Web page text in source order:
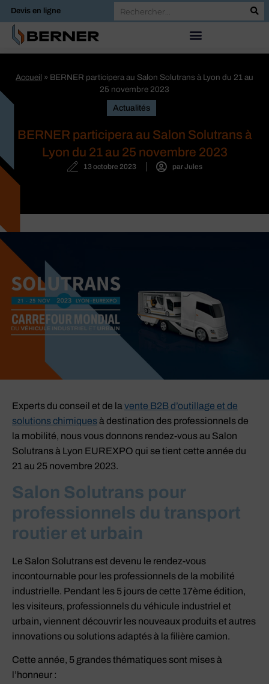
Devis en ligne
Accueil » BERNER participera au Salon Solutrans à Lyon du 21 au
25 novembre 2023
Actualités
BERNER participera au Salon Solutrans à
Lyon du 21 au 25 novembre 2023
13 octobre 2023 parJules
Experts du conseil et de la vente B2B d’outillage et de
solutions chimiquesà destination des professionnels de
la mobilité, nous vous donnons rendez-vous au Salon
Solutrans à Lyon EUREXPO qui se tient cette année du
21 au 25 novembre 2023.
Salon Solutrans pour
professionnels du transport
routier et urbain
Le Salon Solutrans est devenu le rendez-vous
incontournable pour les professionnels de la mobilité
industrielle. Pendant les 5 jours de cette 17ème édition,
les visiteurs, professionnels du véhicule industriel et
urbain, viennent découvrir les nouveaux produits et autres
innovations ou solutions adaptés à la filière camion.
Cette année, 5 grandes thématiques sont mises à
l’honneur :